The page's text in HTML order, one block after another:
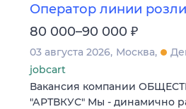
Оператор линии
80 000–90 000 ₽
03 августа 2026 Москва
jobcart
Вакансия компании
"АРТВКУС" Мы - динамично